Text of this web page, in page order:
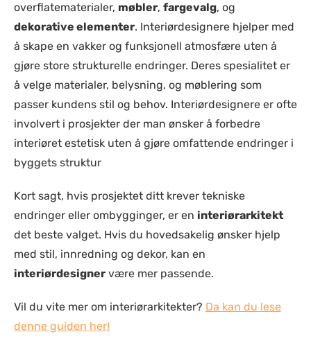
overflatematerialer, møbler, fargevalg, og
dekorative elementer. Interiørdesignere hjelper med
å skape en vakker og funksjonell atmosfære uten å
gjøre store strukturelle endringer. Deres spesialitet er
å velge materialer, belysning, og møblering som
passer kundens stil og behov. Interiørdesignere er ofte
involvert i prosjekter der man ønsker å forbedre
interiøret estetisk uten å gjøre omfattende endringer i
byggets struktur​
Kort sagt, hvis prosjektet ditt krever tekniske
endringer eller ombygginger, er en interiørarkitekt
det beste valget. Hvis du hovedsakelig ønsker hjelp
med stil, innredning og dekor, kan en
interiørdesigner være mer passende.
Vil du vite mer om interiørarkitekter? Da kan du lese
denne guiden her!